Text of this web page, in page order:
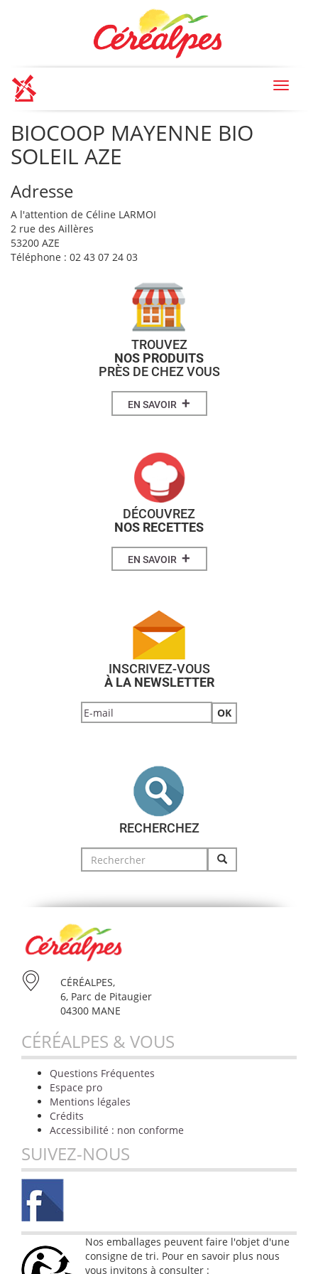
Toggle
BIOCOOP MAYENNE BIO
SOLEIL AZE
Adresse
A l'attention de Céline LARMOI
2 rue des Aillères
53200 AZE
Téléphone : 02 43 07 24 03
TROUVEZ
NOS PRODUITS
PRÈS DE CHEZ VOUS
EN SAVOIR +
DÉCOUVREZ
NOS RECETTES
EN SAVOIR +
INSCRIVEZ-VOUS
À LA NEWSLETTER
RECHERCHEZ
Search
for:
CÉRÉALPES,
6, Parc de Pitaugier
04300 MANE
CÉRÉALPES & VOUS
Questions Fréquentes
Espace pro
Mentions légales
Crédits
Accessibilité : non conforme
SUIVEZ-NOUS
Nos emballages peuvent faire l'objet d'une
consigne de tri. Pour en savoir plus nous
vous invitons à consulter :